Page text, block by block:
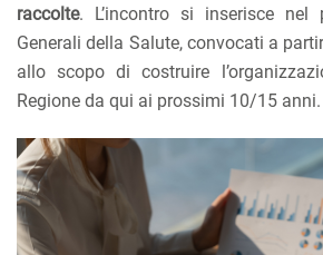
raccolte. L’incontro si inserisce nel
Generali della Salute, convocati a
allo scopo di costruire
Regione da qui ai prossimi 10/15 anni.